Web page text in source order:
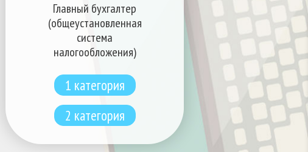
Главный бухгалтер
(общеустановленная
система
налогообложения)
1 категория
2 категория